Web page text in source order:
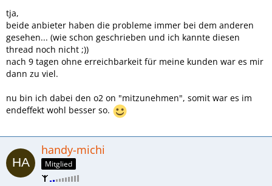
tja,
beide anbieter haben die probleme immer bei dem anderen
gesehen... (wie schon geschrieben und ich kannte diesen
thread noch nicht ;))
nach 9 tagen ohne erreichbarkeit für meine kunden war es mir
dann zu viel.
nu bin ich dabei den o2 on "mitzunehmen", somit war es im
endeffekt wohl besser so.
handy-michi
Mitglied